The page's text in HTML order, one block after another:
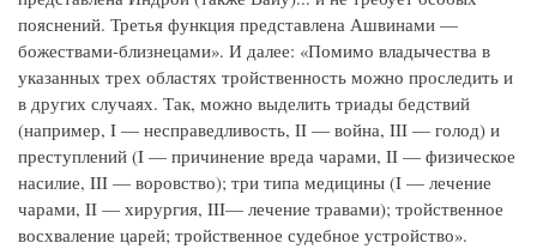
пояснений. Третья функция представлена Ашвинами —
божествами-близнецами». И далее: «Помимо владычества в
указанных трех областях тройственность можно проследить и
в других случаях. Так, можно выделить триады бедствий
(например, I — несправедливость, II — война, III — голод) и
преступлений (I — причинение вреда чарами, II — физическое
насилие, III — воровство); три типа медицины (I — лечение
чарами, II — хирургия, III— лечение травами); тройственное
восхваление царей; тройственное судебное устройство».